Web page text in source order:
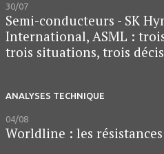
30/07
Semi-conducteurs - SK
International, ASML :
trois situations, trois
ANALYSES TECHNIQUE
04/08
Worldline : les